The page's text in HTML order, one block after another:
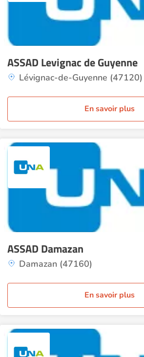
ASSAD Levignac de Guyenne
Lévignac-de-Guyenne (47120)
En savoir plus
ASSAD Damazan
Damazan (47160)
En savoir plus